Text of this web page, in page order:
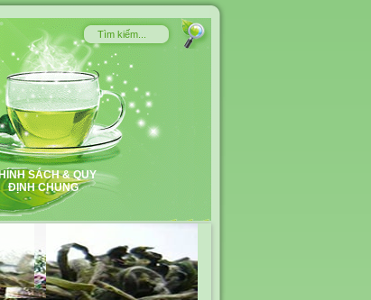
SÁCH & QUY
ĐỊNH CHUNG